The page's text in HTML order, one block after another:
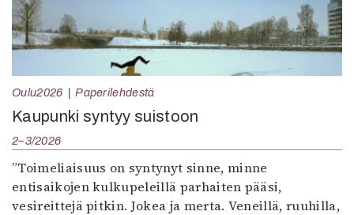
Oulu2026 Paperilehdestä
Kaupunki syntyy suistoon
2–3/2026
”Toimeliaisuus on syntynyt sinne, minne
entisaikojen kulkupeleillä parhaiten pääsi,
vesireittejä pitkin. Jokea ja merta. Veneillä, ruuhilla,